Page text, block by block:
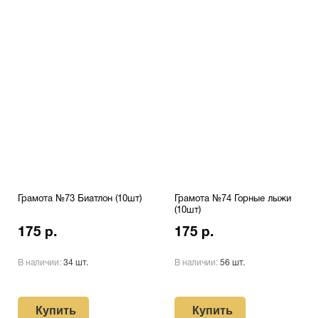
Грамота №73 Биатлон (10шт)
175 р.
В наличии: 34 шт.
Купить
Грамота №74 Горные лыжи
(10шт)
175 р.
В наличии: 56 шт.
Купить